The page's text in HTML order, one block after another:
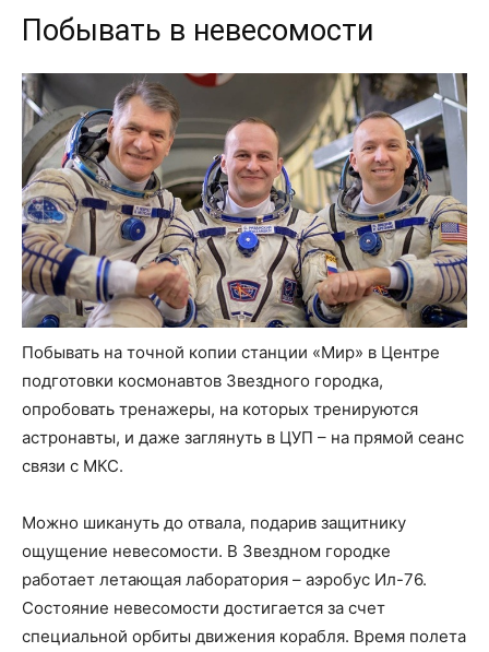
Побывать в невесомости
Побывать на точной копии станции «Мир» в Центре
подготовки космонавтов Звездного городка,
опробовать тренажеры, на которых тренируются
астронавты, и даже заглянуть в ЦУП – на прямой сеанс
связи с МКС.
Можно шикануть до отвала, подарив защитнику
ощущение невесомости. В Звездном городке
работает летающая лаборатория – аэробус Ил-76.
Состояние невесомости достигается за счет
специальной орбиты движения корабля. Время полета